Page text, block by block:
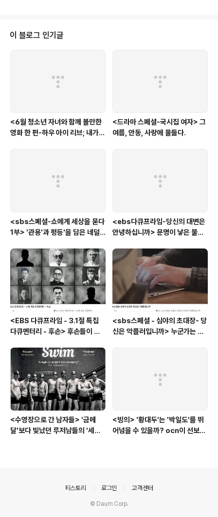
이었던 하성군은 이름조차 원래 이름이었던 균을 버리고, 명종의 세자 항렬을
따라 고치며, 34살 이른 나이에 죽은 명종의 후계자로 왕위에 오르게 되었다.
이 블로그 인기글
<6월 청소년 자녀와 함께 볼만한
영화 한 편-하우 아이 리브; 내가
<드라마 스페셜-국시집 여자> 그
여름, 안동, 사랑에 물들다.
<sbs스폐셜-쇼에게 세상을 묻다
1부> '관용'과 평등'을 담은 네덜
<ebs다큐프라임-당신의 대변은
안녕하십니까> 문명이 낳은 불치
<EBS 다큐프라임 - 3.1절 특집
다큐멘터리 - 후손> 후손들이 말
고 후손들이 짊어진 삶의 무게
<sbs스페셜 - 심야의 초대장- 당
신은 악플러입니까> 누군가는 강
<수영장으로 간 남자들> '금메
달'보다 빛났던 루저남들의 '세라
<빙의> '황대두'는 '박일도'를 뛰
어넘을 수 있을까? ocn이 선보인
티스토리 로그인 고객센터
© Daum Corp.